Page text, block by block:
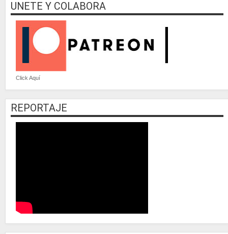
UNETE Y COLABORA
Click Aquí
REPORTAJE